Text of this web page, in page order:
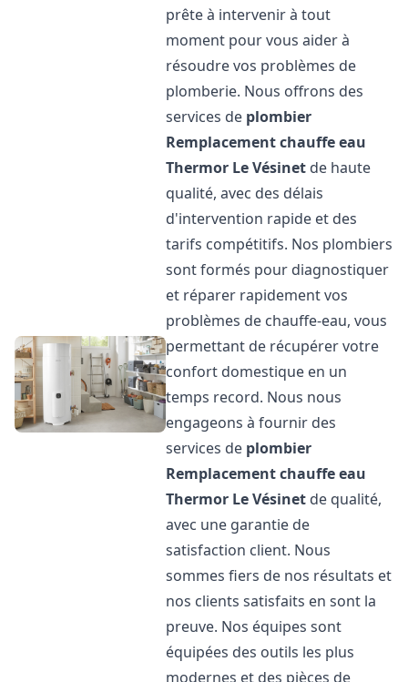
prête à intervenir à tout
moment pour vous aider à
résoudre vos problèmes de
plomberie. Nous offrons des
services de plombier
Remplacement chauffe eau
Thermor Le Vésinet de haute
qualité, avec des délais
d'intervention rapide et des
tarifs compétitifs. Nos plombiers
sont formés pour diagnostiquer
et réparer rapidement vos
problèmes de chauffe-eau, vous
permettant de récupérer votre
confort domestique en un
temps record. Nous nous
engageons à fournir des
services de plombier
Remplacement chauffe eau
Thermor Le Vésinet de qualité,
avec une garantie de
satisfaction client. Nous
sommes fiers de nos résultats et
nos clients satisfaits en sont la
preuve. Nos équipes sont
équipées des outils les plus
modernes et des pièces de